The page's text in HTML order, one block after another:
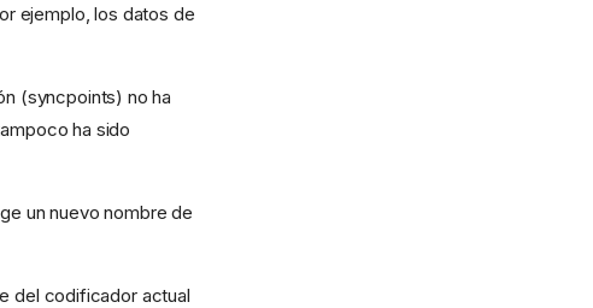
ejemplo, los datos de
(syncpoints) no ha
ha sido
un nuevo nombre de
del codificador actual